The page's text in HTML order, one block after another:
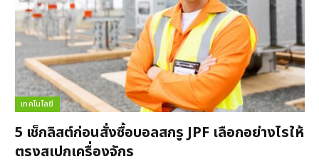
เทคโนโลยี
5 เช็กลิสต์ก่อนสั่งซื้อบอลสกรู JPF เลือกอย่างไรให้
ตรงสเปกเครื่องจักร